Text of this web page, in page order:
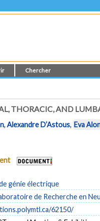
Chercher
THORACIC, AND
,Alexandre D’Astous, Eva
génie électrique
de Recherche en
62150/